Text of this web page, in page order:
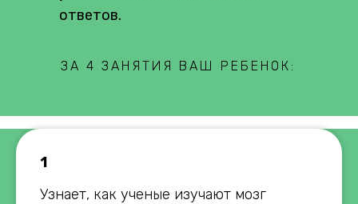
ответов.
ЗА 4 ЗАНЯТИЯ ВАШ РЕБЕНОК:
1
Узнает, как ученые изучают мозг